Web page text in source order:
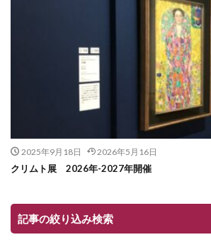
2025年9月18日 2026年5月16日
クリムト展 2026年-2027年開催
記事の絞り込み検索